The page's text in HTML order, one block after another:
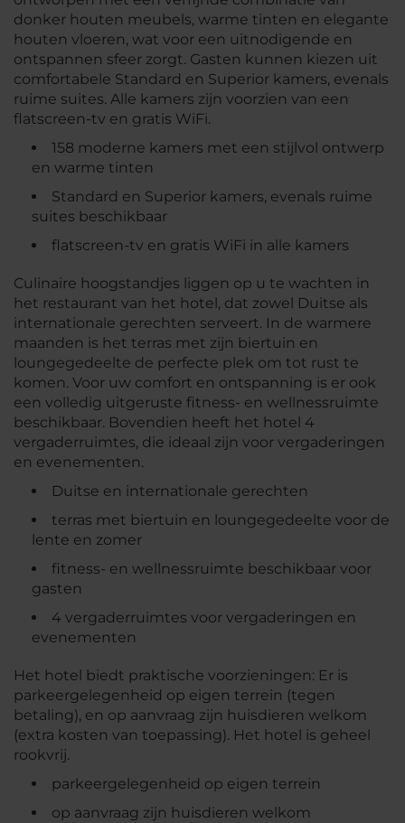
donker houten meubels, warme tinten en elegante
houten vloeren, wat voor een uitnodigende en
ontspannen sfeer zorgt. Gasten kunnen kiezen uit
comfortabele Standard en Superior kamers, evenals
ruime suites. Alle kamers zijn voorzien van een
flatscreen-tv en gratis WiFi.
158 moderne kamers met een stijlvol ontwerp
en warme tinten
Standard en Superior kamers, evenals ruime
suites beschikbaar
flatscreen-tv en gratis WiFi in alle kamers
Culinaire hoogstandjes liggen op u te wachten in
het restaurant van het hotel, dat zowel Duitse als
internationale gerechten serveert. In de warmere
maanden is het terras met zijn biertuin en
loungegedeelte de perfecte plek om tot rust te
komen. Voor uw comfort en ontspanning is er ook
een volledig uitgeruste fitness- en wellnessruimte
beschikbaar. Bovendien heeft het hotel 4
vergaderruimtes, die ideaal zijn voor vergaderingen
en evenementen.
Duitse en internationale gerechten
terras met biertuin en loungegedeelte voor de
lente en zomer
fitness- en wellnessruimte beschikbaar voor
gasten
4 vergaderruimtes voor vergaderingen en
evenementen
Het hotel biedt praktische voorzieningen: Er is
parkeergelegenheid op eigen terrein (tegen
betaling), en op aanvraag zijn huisdieren welkom
(extra kosten van toepassing). Het hotel is geheel
rookvrij.
parkeergelegenheid op eigen terrein
op aanvraag zijn huisdieren welkom